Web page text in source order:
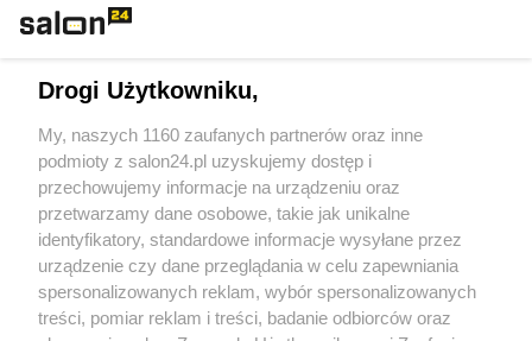
Sport
Społeczeństwo
Kultura
Drogi Użytkowniku,
My, naszych 1160 zaufanych partnerów oraz inne
podmioty z salon24.pl uzyskujemy dostęp i
przechowujemy informacje na urządzeniu oraz
przetwarzamy dane osobowe, takie jak unikalne
identyfikatory, standardowe informacje wysyłane przez
urządzenie czy dane przeglądania w celu zapewniania
spersonalizowanych reklam, wybór spersonalizowanych
treści, pomiar reklam i treści, badanie odbiorców oraz